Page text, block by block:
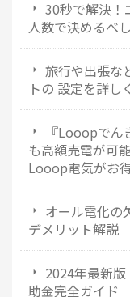
30秒で解決！
人数で決めるべ
旅行や出張な
トの 設定を詳し
『Looopで
も高額売電が可
Looop電気がお
オール電化の
デメリット解説
2024年最新
助金完全ガイド